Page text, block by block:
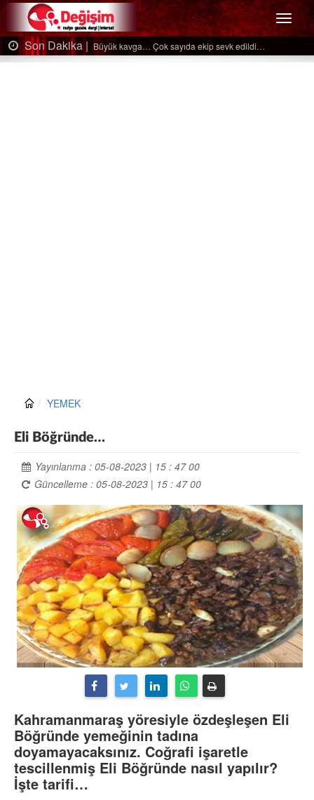
Menü
Son Dakika |Ağaçtan düştü…
YEMEK
Eli Böğründe…
Yayınlanma : 05-08-2023 | 15 : 47 00
Güncelleme : 05-08-2023 | 15 : 47 00
Kahramanmaraş yöresiyle özdeşleşen Eli
Böğründe yemeğinin tadına
doyamayacaksınız. Coğrafi işaretle
tescillenmiş Eli Böğründe nasıl yapılır?
İşte tarifi…